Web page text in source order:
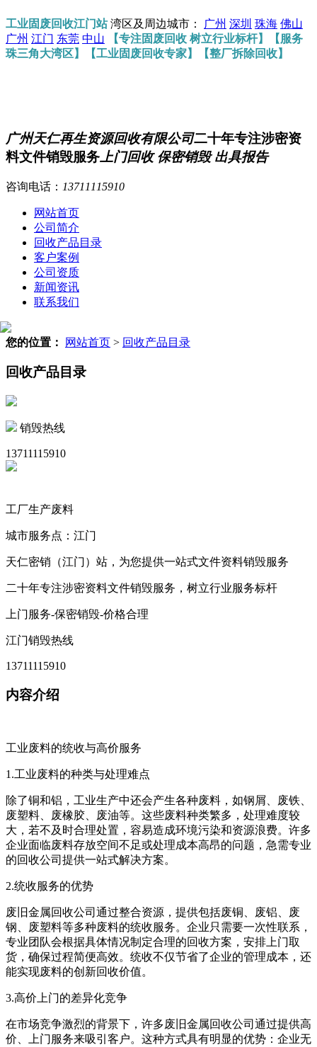
工业固废回收江门站湾区及周边城市： 广州 深圳 珠海 佛山
广州 江门 东莞 中山
【专注固废回收 树立行业标杆】【服务
珠三角大湾区】【工业固废回收专家】【整厂拆除回收】
广州天仁再生资源回收有限公司二十年专注涉密资
料文件销毁服务 上门回收 保密销毁 出具报告
咨询电话： 13711115910
网站首页
公司简介
回收产品目录
客户案例
公司资质
新闻资讯
联系我们
您的位置： 网站首页 > 回收产品目录
回收产品目录
销毁热线
13711115910
工厂生产废料
城市服务点：江门
天仁密销（江门）站，为您提供一站式文件资料销毁服务
二十年专注涉密资料文件销毁服务，树立行业服务标杆
上门服务-保密销毁-价格合理
江门销毁热线
13711115910
内容介绍
工业废料的统收与高价服务
1.工业废料的种类与处理难点
除了铜和铝，工业生产中还会产生各种废料，如钢屑、废铁、
废塑料、废橡胶、废油等。这些废料种类繁多，处理难度较
大，若不及时合理处置，容易造成环境污染和资源浪费。许多
企业面临废料存放空间不足或处理成本高昂的问题，急需专业
的回收公司提供一站式解决方案。
2.统收服务的优势
废旧金属回收公司通过整合资源，提供包括废铜、废铝、废
钢、废塑料等多种废料的统收服务。企业只需要一次性联系，
专业团队会根据具体情况制定合理的回收方案，安排上门取
货，确保过程简便高效。统收不仅节省了企业的管理成本，还
能实现废料的创新回收价值。
3.高价上门的差异化竞争
在市场竞争激烈的背景下，许多废旧金属回收公司通过提供高
价、上门服务来吸引客户。这种方式具有明显的优势：企业无